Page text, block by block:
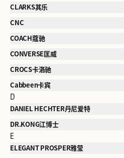
CLARKS其乐
CNC
COACH蔻驰
CONVERSE匡威
CROCS卡洛驰
Cabbeen卡宾
D
DANIEL HECHTER丹尼爱特
DR.KONG江博士
E
ELEGANT PROSPER雅莹